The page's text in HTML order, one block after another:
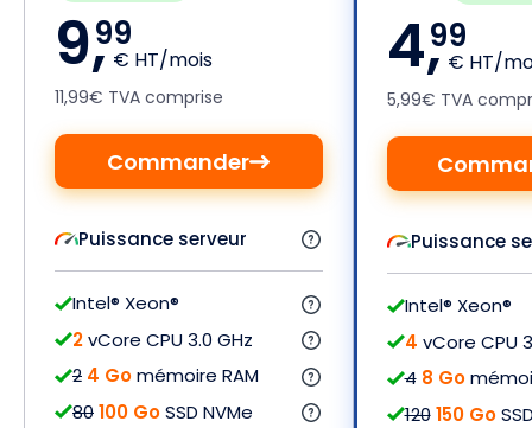
9,99
€ HT/mois
11,99€ TVA comprise
Commander
Puissance serveur
Intel® Xeon®
2vCore CPU 3.0 GHz
2 4 Gomémoire RAM
80100 GoSSD NVMe
4,99
€ HT/
5,99€ TVA
Puissance
Intel® Xeon®
4 vCore CPU
4 8 Go
120 150 Go